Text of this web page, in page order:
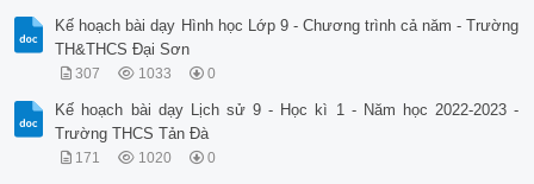
Kế hoạch bài dạy Hình học Lớp 9 - Chương trình cả năm - Trường
TH&THCS Đại Sơn
307 1033 0
Kế hoạch bài dạy Lịch sử 9 - Học kì 1 - Năm học 2022-2023 -
Trường THCS Tản Đà
171 1020 0